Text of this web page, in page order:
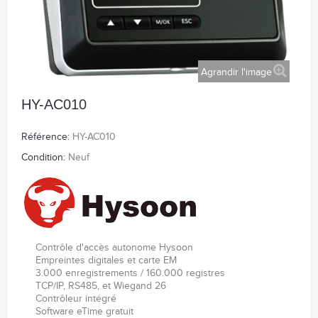
Agrandir l'image
HY-AC010
Référence: HY-AC010
Condition: Neuf
Contrôle d'accès autonome Hysoon
Empreintes digitales et carte EM
3.000 enregistrements / 160.000 registres
TCP/IP, RS485, et Wiegand 26
Contrôleur intégré
Software eTime gratuit